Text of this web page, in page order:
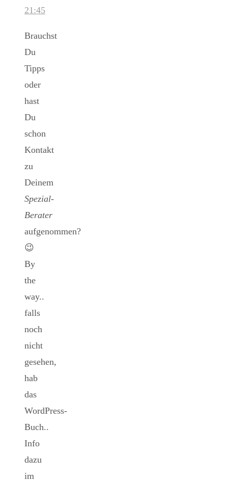
21:45
Brauchst
Du
Tipps
oder
hast
Du
schon
Kontakt
zu
Deinem
Spezial-
Berater
aufgenommen?
😉
By
the
way..
falls
noch
nicht
gesehen,
hab
das
WordPress-
Buch..
Info
dazu
im